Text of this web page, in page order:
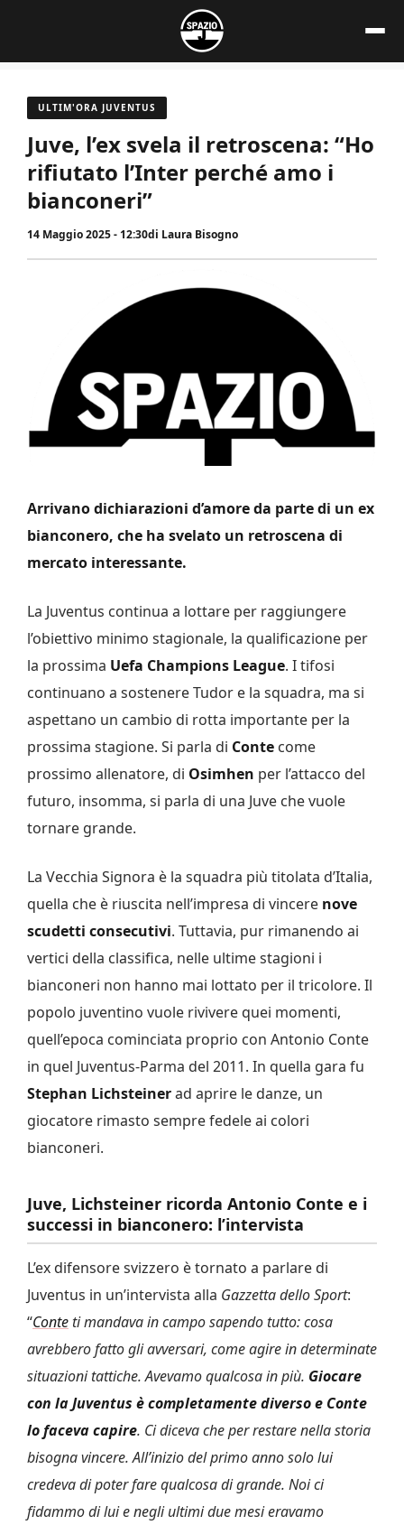
contenuto
ULTIM'ORA JUVENTUS
Juve, l’ex svela il retroscena: “Ho
rifiutato l’Inter perché amo i
bianconeri”
14 Maggio 2025 - 12:30di Laura Bisogno
Arrivano dichiarazioni d’amore da parte di un ex
bianconero, che ha svelato un retroscena di
mercato interessante.
La Juventus continua a lottare per raggiungere
l’obiettivo minimo stagionale, la qualificazione per
la prossima Uefa Champions League. I tifosi
continuano a sostenere Tudor e la squadra, ma si
aspettano un cambio di rotta importante per la
prossima stagione. Si parla di Conte come
prossimo allenatore, di Osimhen per l’attacco del
futuro, insomma, si parla di una Juve che vuole
tornare grande.
La Vecchia Signora è la squadra più titolata d’Italia,
quella che è riuscita nell’impresa di vincere nove
scudetti consecutivi. Tuttavia, pur rimanendo ai
vertici della classifica, nelle ultime stagioni i
bianconeri non hanno mai lottato per il tricolore. Il
popolo juventino vuole rivivere quei momenti,
quell’epoca cominciata proprio con Antonio Conte
in quel Juventus-Parma del 2011. In quella gara fu
Stephan Lichsteinerad aprire le danze, un
giocatore rimasto sempre fedele ai colori
bianconeri.
Juve, Lichsteiner ricorda Antonio Conte e i
successi in bianconero: l’intervista
L’ex difensore svizzero è tornato a parlare di
Juventus in un’intervista alla Gazzetta dello Sport:
“Conte ti mandava in campo sapendo tutto: cosa
avrebbero fatto gli avversari, come agire in determinate
situazioni tattiche. Avevamo qualcosa in più. Giocare
con la Juventus è completamente diverso e Conte
lo faceva capire. Ci diceva che per restare nella storia
bisogna vincere. All’inizio del primo anno solo lui
credeva di poter fare qualcosa di grande. Noi ci
fidammo di lui e negli ultimi due mesi eravamo